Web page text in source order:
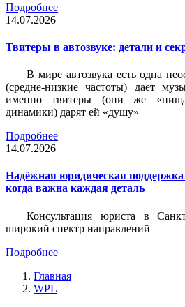
Подробнее
14.07.2026
Твитеры в автозвуке: детали и
В мире автозвука есть одна
(средне-низкие частоты) дает
именно твитеры (они же
динамики) дарят ей «душу»
Подробнее
14.07.2026
Надёжная юридическая
когда важна каждая деталь
Консультация юриста в
широкий спектр направлений
Подробнее
Главная
WPL